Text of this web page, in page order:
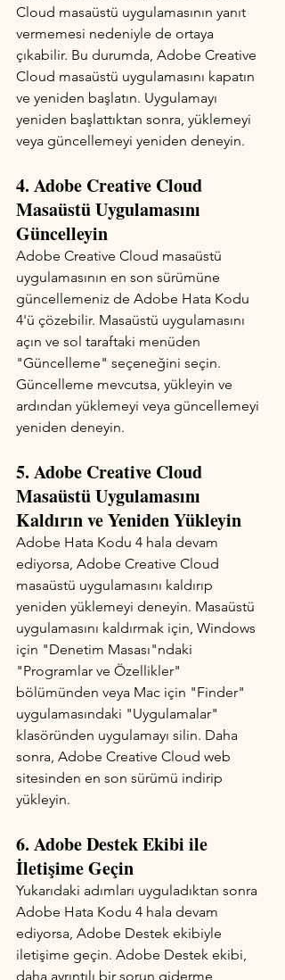
Cloud masaüstü uygulamasının yanıt
vermemesi nedeniyle de ortaya
çıkabilir. Bu durumda, Adobe Creative
Cloud masaüstü uygulamasını kapatın
ve yeniden başlatın. Uygulamayı
yeniden başlattıktan sonra, yüklemeyi
veya güncellemeyi yeniden deneyin.
4. Adobe Creative Cloud
Masaüstü Uygulamasını
Güncelleyin
Adobe Creative Cloud masaüstü
uygulamasının en son sürümüne
güncellemeniz de Adobe Hata Kodu
4'ü çözebilir. Masaüstü uygulamasını
açın ve sol taraftaki menüden
"Güncelleme" seçeneğini seçin.
Güncelleme mevcutsa, yükleyin ve
ardından yüklemeyi veya güncellemeyi
yeniden deneyin.
5. Adobe Creative Cloud
Masaüstü Uygulamasını
Kaldırın ve Yeniden Yükleyin
Adobe Hata Kodu 4 hala devam
ediyorsa, Adobe Creative Cloud
masaüstü uygulamasını kaldırıp
yeniden yüklemeyi deneyin. Masaüstü
uygulamasını kaldırmak için, Windows
için "Denetim Masası"ndaki
"Programlar ve Özellikler"
bölümünden veya Mac için "Finder"
uygulamasındaki "Uygulamalar"
klasöründen uygulamayı silin. Daha
sonra, Adobe Creative Cloud web
sitesinden en son sürümü indirip
yükleyin.
6. Adobe Destek Ekibi ile
İletişime Geçin
Yukarıdaki adımları uyguladıktan sonra
Adobe Hata Kodu 4 hala devam
ediyorsa, Adobe Destek ekibiyle
iletişime geçin. Adobe Destek ekibi,
daha ayrıntılı bir sorun giderme